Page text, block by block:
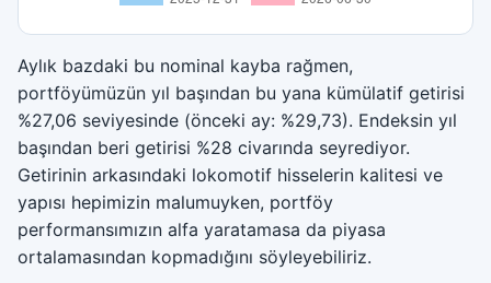
Aylık bazdaki bu nominal kayba rağmen,
portföyümüzün yıl başından bu yana kümülatif getirisi
%27,06 seviyesinde (önceki ay: %29,73). Endeksin yıl
başından beri getirisi %28 civarında seyrediyor.
Getirinin arkasındaki lokomotif hisselerin kalitesi ve
yapısı hepimizin malumuyken, portföy
performansımızın alfa yaratamasa da piyasa
ortalamasından kopmadığını söyleyebiliriz.